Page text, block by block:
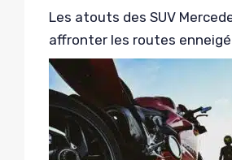
Les atouts des SUV
affronter les routes